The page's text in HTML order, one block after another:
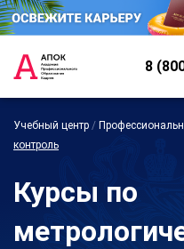
8
Учебный центр /
контроль
Курсы по